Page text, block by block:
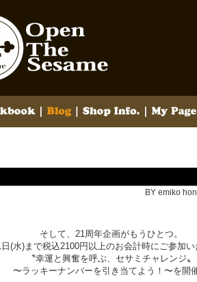
BY emiko
そして、21周年企画がもうひとつ。
(水)まで税込2100円以上のお会計時にご参加い
〝幸運と興奮を呼ぶ、セサミチャレンジ〟
〜ラッキーナンバーを引き当てよう！〜を開催